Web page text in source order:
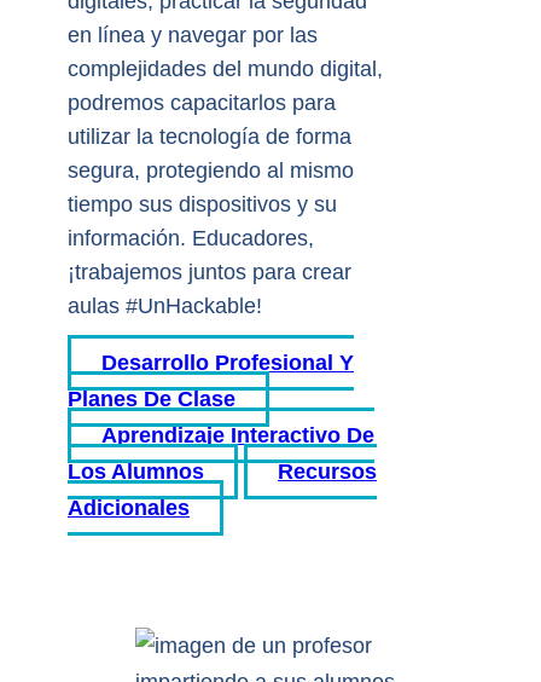
en línea y navegar por las
complejidades del mundo digital,
podremos capacitarlos para
utilizar la tecnología de forma
segura, protegiendo al mismo
tiempo sus dispositivos y su
información. Educadores,
¡trabajemos juntos para crear
aulas #UnHackable!
Desarrollo Profesional Y
Planes De Clase
Aprendizaje Interactivo De
Los Alumnos
Recursos
Adicionales